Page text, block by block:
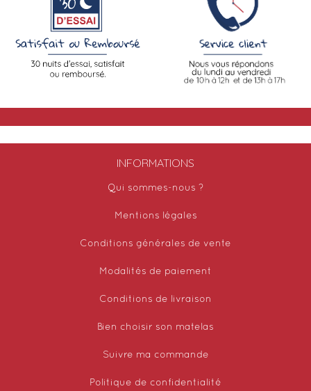
INFORMATIONS
Qui sommes-nous ?
Mentions légales
Conditions générales de vente
Modalités de paiement
Conditions de livraison
Bien choisir son matelas
Suivre ma commande
Politique de confidentialité